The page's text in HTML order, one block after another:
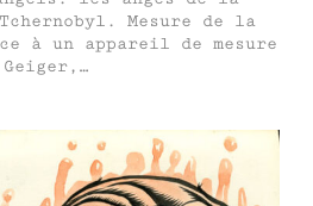
Mesure de la
à un appareil de mesure
Geiger,…